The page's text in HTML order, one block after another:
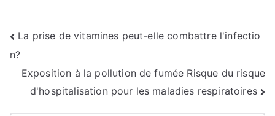
Navigation
de
l’article
La prise de vitamines peut-elle combattre l'infectio
n?
Exposition à la pollution de fumée Risque du risque
d'hospitalisation pour les maladies respiratoires